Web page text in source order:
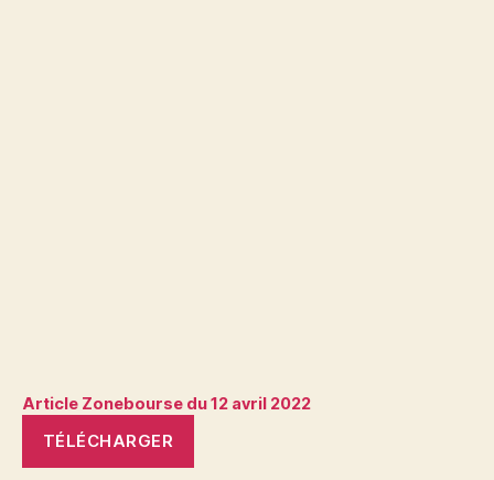
Article Zonebourse du 12 avril 2022
TÉLÉCHARGER